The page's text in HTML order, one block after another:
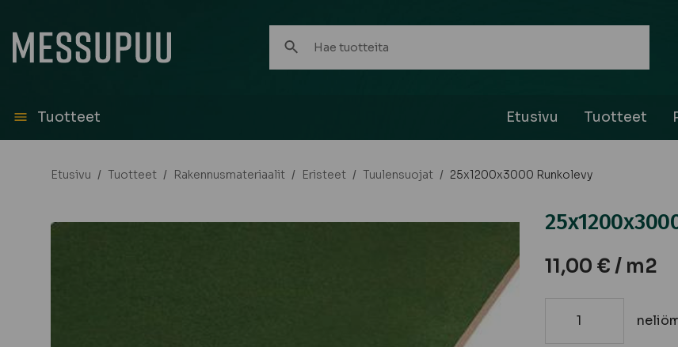
tuotteita:
Tuotteet Etusivu Tuotteet
Etusivu / Tuotteet / Rakennusmateriaalit / Eristeet / Tuulensuojat / 25x1200x3000 Runkolevy
11,00 € / m2
25x1200x3000